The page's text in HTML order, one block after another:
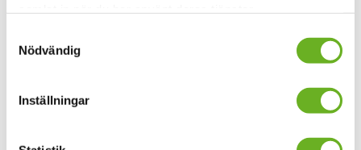
Nödvändig
Inställningar
Din mejladress